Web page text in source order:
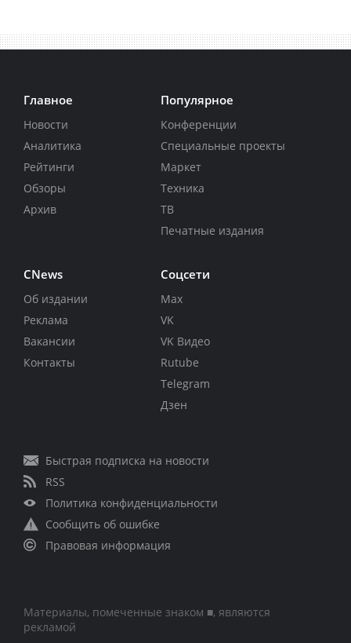
Главное
Новости
Аналитика
Рейтинги
Обзоры
Архив
Популярное
Конференции
Специальные проекты
Маркет
Техника
ТВ
Печатные издания
CNews
Об издании
Реклама
Вакансии
Контакты
Соцсети
Max
VK
VK Видео
Rutube
Telegram
Дзен
Быстрая подписка на новости
RSS
Политика конфиденциальности
Сообщить об ошибке
Правовая информация
Материалы, помеченные знаком ■, являются
рекламой